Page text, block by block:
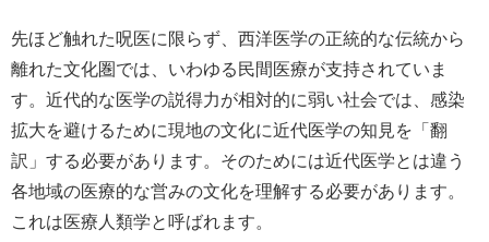
先ほど触れた呪医に限らず、西洋医学の正統的な伝統から
離れた文化圏では、いわゆる民間医療が支持されていま
す。近代的な医学の説得力が相対的に弱い社会では、感染
拡大を避けるために現地の文化に近代医学の知見を「翻
訳」する必要があります。そのためには近代医学とは違う
各地域の医療的な営みの文化を理解する必要があります。
これは医療人類学と呼ばれます。